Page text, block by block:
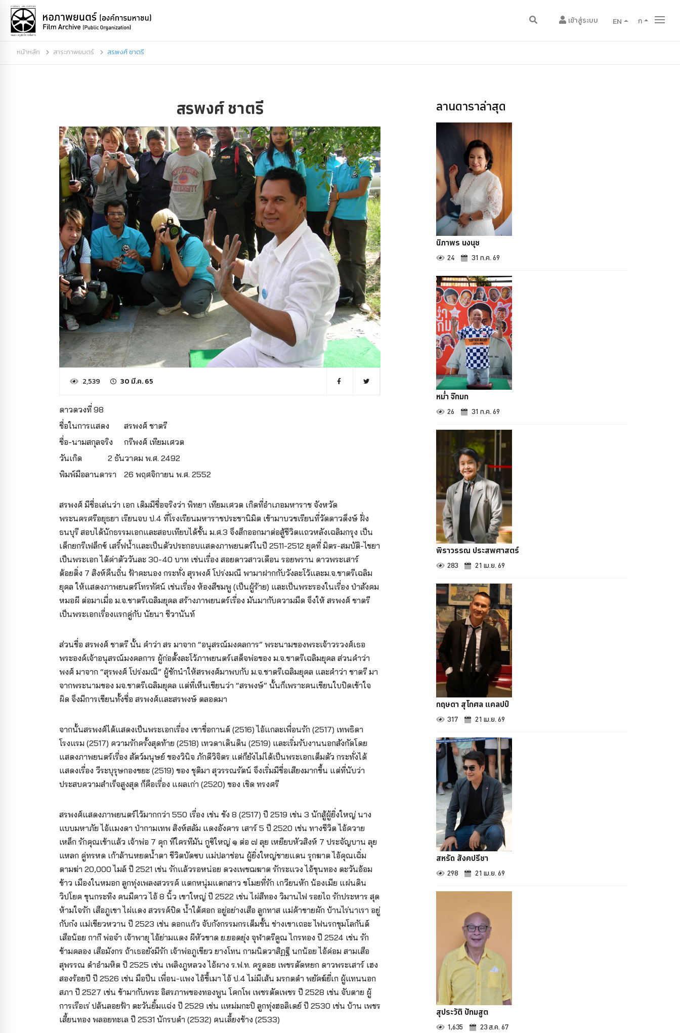
เข้าสู่ระบบ EN ก
หน้าหลัก สาระภาพยนตร์ สรพงศ์ ชาตรี
สรพงศ์ ชาตรี
2,539 30 มี.ค. 65
ดาวดวงที่ 98
ชื่อในการแสดง
สรพงศ์ ชาตรี
ชื่อ-นามสกุลจริง
กรีพงศ์ เทียมเศวต
วันเกิด
2 ธันวาคม พ.ศ. 2492
พิมพ์มือลานดารา
26 พฤศจิกายน พ.ศ. 2552
สรพงศ์ มีชื่อเล่นว่า เอก เดิมมีชื่อจริงว่า พิทยา เทียมเศวต เกิดที่อำเภอมหาราช จังหวัด
พระนครศรีอยุธยา เรียนจบ ป.4 ที่โรงเรียนมหาราชประชานิมิต เข้ามาบวชเรียนที่วัดดาวดึงษ์ ฝั่ง
ธนบุรี สอบได้นักธรรมเอกและสอบเทียบได้ชั้น ม.ศ.3 จึงสึกออกมาต่อสู้ชีวิตแถวหลังเฉลิมกรุง เป็น
เด็กยกรีเฟล็กซ์ เสริ์ฟน้ำและเป็นตัวประกอบแสดงภาพยนตร์ในปี 2511-2512 ยุคที่ มิตร-สมบัติ-ไชยา
เป็นพระเอก ได้ค่าตัววันละ 30-40 บาท เช่นเรื่อง สอยดาวสาวเดือน รอยพราน ดาวพระเสาร์
ต้อยติ่ง 7 สิงห์คืนถิ่น ฟ้าคะนอง กระทั่ง สุรพงศ์ โปร่งมณี พามาฝากกับวังละโว้และม.จ.ชาตรีเฉลิม
ยุคล ให้แสดงภาพยนตร์โทรทัศน์ เช่นเรื่อง ห้องสีชมพู (เป็นผู้ร้าย) และเป็นพระรองในเรื่อง ป่าสังคม
หมอผี ต่อมาเมื่อ ม.จ.ชาตรีเฉลิมยุคล สร้างภาพยนตร์เรื่อง มันมากับความมืด จึงให้ สรพงศ์ ชาตรี
เป็นพระเอกเรื่องแรกคู่กับ นัยนา ชีวานันท์
ส่วนชื่อ สรพงศ์ ชาตรี นั้น คำว่า สร มาจาก “อนุสรณ์มงคลการ” พระนามของพระเจ้าวรวงศ์เธอ
พระองค์เจ้าอนุสรณ์มงคลการ ผู้ก่อตั้งละโว้ภาพยนตร์เสด็จพ่อของ ม.จ.ชาตรีเฉลิมยุคล ส่วนคำว่า
พงศ์ มาจาก “สุรพงศ์ โปร่งมณี” ผู้ชักนำให้สรพงศ์มาพบกับ ม.จ.ชาตรีเฉลิมยุคล และคำว่า ชาตรี มา
จากพระนามของ มจ.ชาตรีเฉลิมยุคล แต่ที่เห็นเขียนว่า “สรพงษ์” นั้นก็เพราะคนเขียนใบปิดเข้าใจ
ผิด จึงมีการเขียนทั้งชื่อ สรพงศ์และสรพงษ์ ตลอดมา
จากนั้นสรพงศ์ได้แสดงเป็นพระเอกเรื่อง เขาชื่อกานต์ (2516) ไอ้แกละเพื่อนรัก (2517) เทพธิดา
โรงแรม (2517) ความรักครั้งสุดท้าย (2518) เทวดาเดินดิน (2519) และเริ่มรับงานนอกสังกัดโดย
แสดงภาพยนตร์เรื่อง สัตว์มนุษย์ ของวินิจ ภักดีวิจิตร แต่ก็ยังไม่ได้เป็นพระเอกเต็มตัว กระทั่งได้
แสดงเรื่อง วีระบุรุษกองขยะ (2519) ของ ชุติมา สุวรรณรัตน์ จึงเริ่มมีชื่อเสียงมากขึ้น แต่ที่นับว่า
ประสบความสำเร็จสูงสุด ก็คือเรื่อง แผลเก่า (2520) ของ เชิด ทรงศรี
สรพงศ์แสดงภาพยนตร์ไว้มากกว่า 550 เรื่อง เช่น ขัง 8 (2517) ปี 2519 เช่น 3 นักสู้ผู้ยิ่งใหญ่ นาง
แบบมหาภัย ไอ้แมงดา ป่ากามเทพ สิงห์สลัม แดงอังคาร เสาร์ 5 ปี 2520 เช่น ทางชีวิต ไอ้ควาย
เหล็ก รักคุณเข้าแล้ว เจ้าพ่อ 7 คุก ทีใครทีมัน กูซิใหญ่ ๑ ต่อ ๗ ลุย เหยียบหัวสิงห์ 7 ประจัญบาน ลุย
แหลก คู่ทรหด เก้าล้านหยดน้ำตา ชีวิตบัดซบ แม่ปลาช่อน ผู้ยิ่งใหญ่ชายแดน รุกฆาต ไอ้คุณเฉิ่ม
ตามฆ่า 20,000 ไมล์ ปี 2521 เช่น รักแล้วรอหน่อย ดวงเพชฌฆาต รักระแวง ไอ้ขุนทอง ตะวันอ้อม
ข้าว เมืองในหมอก ลูกทุ่งเพลงสวรรค์ แตกหนุ่มแตกสาว ขโมยที่รัก เกวียนหัก น้องเมีย แผ่นดิน
วิปโยค ขุนกระทิง คนมีคาว ไอ้ 8 นิ้ว เขาใหญ่ ปี 2522 เช่น ไผ่สีทอง วิมานไฟ รอยไถ รักประหาร สุด
ห้ามใจรัก เสือภูเขา ไผ่แดง สวรรค์ปิด น้ำใต้ศอก อยู่อย่างเสือ ลูกทาส แม่ค้าขายผัก บ้านไร่นาเรา อยู่
กับก๋ง แม่เขียวหวาน ปี 2523 เช่น ดอกแก้ว จับกังกรรมกรเต็มขั้น ช่างเขาเถอะ ไฟนรกขุมโลกันต์
เสือน้อย กากี พ่อจ๋า เจ้าพายุ ไอ้ย่ามแดง ผีหัวขาด ย.ยอดยุ่ง จุฬาตรีคูณ ไกรทอง ปี 2524 เช่น รัก
ข้ามคลอง เสือมังกร ถ้าเธอยังมีรัก เจ้าพ่อภูเขียว ยางโทน กามนิตวาสิฏฐี นกน้อย ไอ้ค่อม สามเสือ
สุพรรณ ดำอำมหิต ปี 2525 เช่น เพลิงภูหลวง ไอ้ผาง ร.ฟ.ท. ครูดอย เพชรตัดหยก ดาวพระเสาร์ เฮง
สองร้อยปี ปี 2526 เช่น มือปืน เพื่อน-แพง ไอ้ขี้เมา ไอ้ ป.4 ไม่มีเส้น มรกตดำ พยัคฆ์ยี่เก ผู้แทนนอก
สภา ปี 2527 เช่น ข้ามากับพระ อิสรภาพของทองพูน โคกโพ เพชรตัดเพชร ปี 2528 เช่น จับตาย ผู้
การเรือเร่ ปล้นลอยฟ้า ตะวันยิ้มแฉ่ง ปี 2529 เช่น แหม่มกะปิ ลูกทุ่งฮอลิเดย์ ปี 2530 เช่น บ้าน เพชร
เสี้ยนทอง พลอยทะเล ปี 2531 นักรบดำ (2532) คนเลี้ยงช้าง (2533)
ลานดาราล่าสุด
นิภาพร นงนุช
24 31 ก.ค. 69
หม่ำ จ๊กมก
26 31 ก.ค. 69
พิราวรรณ ประสพศาสตร์
283 21 เม.ย. 69
กฤษดา สุโกศล แคลปป์
317 21 เม.ย. 69
สหรัถ สังคปรีชา
298 21 เม.ย. 69
สุประวัติ ปัทมสูต
1,635 23 ส.ค. 67